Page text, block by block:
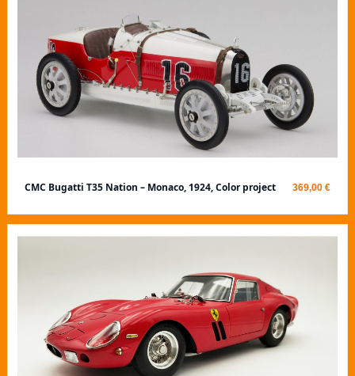
CMC Bugatti T35 Nation – Monaco, 1924, Color project 369,00 €